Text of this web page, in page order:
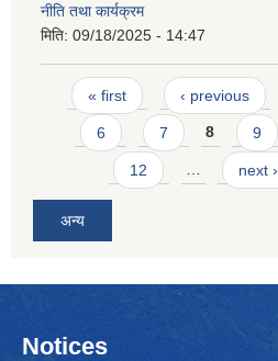
नीति तथा कार्यक्रम
मिति: 09/18/2025 - 14:47
Pages
« first ‹ previous
6 7 8 9
12 … next ›
अन्य
Notices